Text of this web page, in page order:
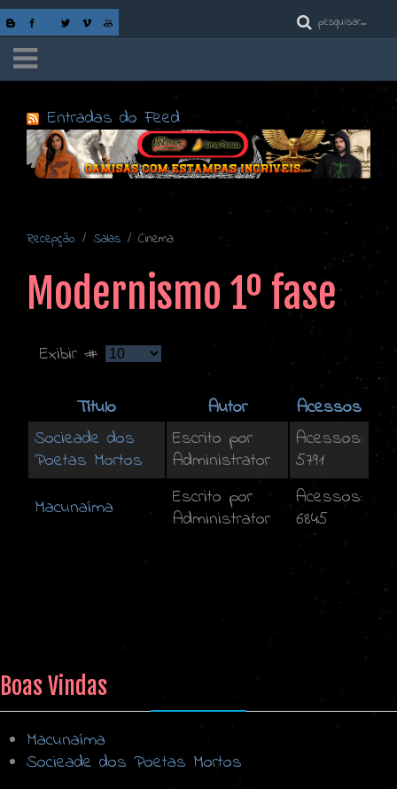
Entradas do Feed
Recepção Salas Cinema
Modernismo 1º fase
Exibir #
Título Autor
Acessos
Socieade dos
Poetas Mortos
Escrito por
Administrator
Acessos:
5791
Macunaíma
Escrito por
Administrator
Acessos:
6845
Boas Vindas
Macunaíma
Socieade dos Poetas Mortos